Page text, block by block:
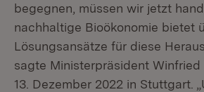
begegnen, müssen wir jetzt
nachhaltige Bioökonomie bietet
Lösungsansätze für diese
sagte Ministerpräsident Winfried
13. Dezember 2022 in Stuttgart.